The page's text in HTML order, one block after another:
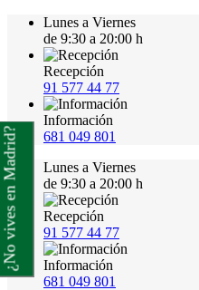
Lunes a Viernes
de 9:30 a 20:00 h
Recepción
91 577 44 77
Información
681 049 801
Lunes a Viernes
de 9:30 a 20:00 h
Recepción
91 577 44 77
Información
681 049 801
¿No vives en Madrid?